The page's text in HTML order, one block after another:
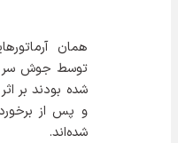
همان
توسط جوش سر
شده بودند بر
و پس از
شده‌اند.